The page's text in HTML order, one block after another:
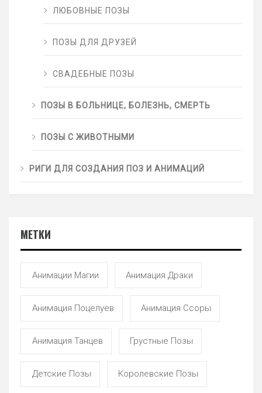
ЛЮБОВНЫЕ ПОЗЫ
ПОЗЫ ДЛЯ ДРУЗЕЙ
СВАДЕБНЫЕ ПОЗЫ
ПОЗЫ В БОЛЬНИЦЕ, БОЛЕЗНЬ, СМЕРТЬ
ПОЗЫ С ЖИВОТНЫМИ
РИГИ ДЛЯ СОЗДАНИЯ ПОЗ И АНИМАЦИЙ
МЕТКИ
Анимации Магии Анимация Драки
Анимация Поцелуев Анимация Ссоры
Анимация Танцев Грустные Позы
Детские Позы Королевские Позы